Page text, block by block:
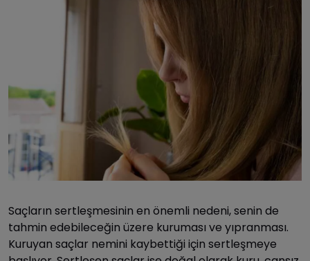
Saçların sertleşmesinin en önemli nedeni, senin de
tahmin edebileceğin üzere kuruması ve yıpranması.
Kuruyan saçlar nemini kaybettiği için sertleşmeye